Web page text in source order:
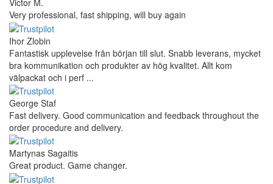
Victor M.
Very professional, fast shipping, will buy again
Ihor Zlobin
Fantastisk upplevelse från början till slut. Snabb leverans, mycket
bra kommunikation och produkter av hög kvalitet. Allt kom
välpackat och i perf ...
George Staf
Fast delivery. Good communication and feedback throughout the
order procedure and delivery.
Martynas Sagaitis
Great product. Game changer.